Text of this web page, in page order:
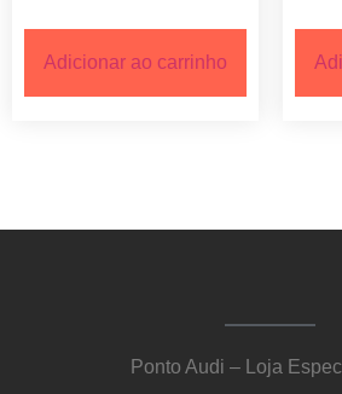
Adicionar ao carrinho
Ponto Audi – Loja